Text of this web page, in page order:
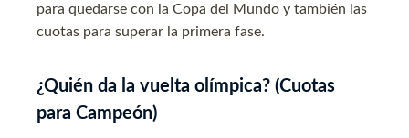
para quedarse con la Copa del Mundo y también las
cuotas para superar la primera fase.
¿Quién da la vuelta olímpica? (Cuotas
para Campeón)